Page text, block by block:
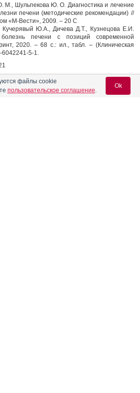
М., Шульпекова Ю. О. Диагностика и лечение
печени (методические рекомендации) //
«М-Вести», 2009. – 20 С
Ю.А., Дичева Д.Т., Кузнецова Е.И.
болезнь печени с позиций современной
2020. – 68 с.: ил., табл. – (Клиническая
6042241-5-1.
20.10.2021
файлы cookie
пользовательское соглашение.
Ok